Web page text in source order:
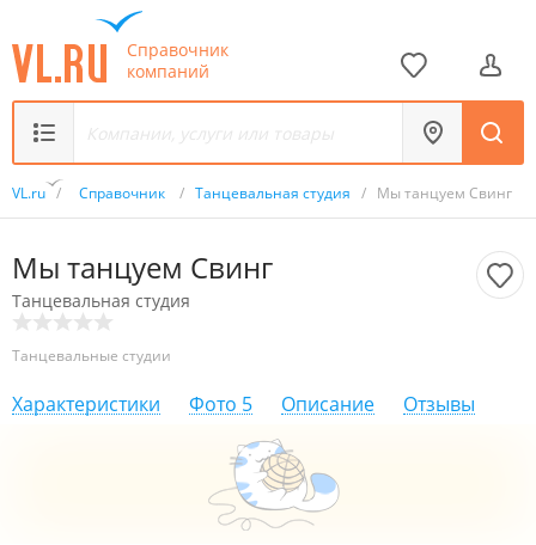
Справочник
компаний
VL.ru / Справочник / Танцевальная студия / Мы танцуем Свинг
Мы танцуем Свинг
Танцевальная студия
Танцевальные студии
Характеристики Фото 5 Описание Отзывы